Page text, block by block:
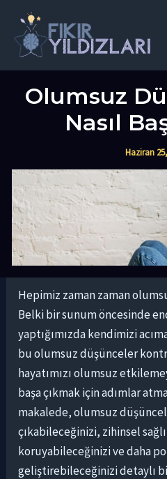
İçeriğe
Olumsuz
Nasıl
Haziran
Hepimiz zaman zaman
Belki bir sunum öncesinde
yaptığımızda kendimizi
bu olumsuz düşünceler
hayatımızı olumsuz
başa çıkmak için adımlar
makalede, olumsuz
çıkabileceğinizi, zihinsel
koruyabileceğinizi ve daha
geliştirebileceğinizi detaylı